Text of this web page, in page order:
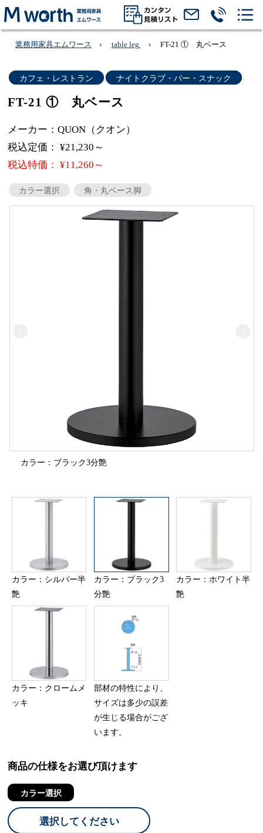
業務用家具エムワース table leg FT-21 ① 丸ベース
カフェ・レストラン ナイトクラブ・バー・スナック
FT-21 ① 丸ベース
メーカー：QUON（クオン）
税込定価： ¥21,230～
税込特価： ¥11,260～
カラー選択 角・丸ベース脚
カラー：ブラック3分艶
カラー：シルバー半
艶
カラー：ブラック3
分艶
カラー：ホワイト半
艶
カラー：クロームメ
ッキ
部材の特性により、
サイズは多少の誤差
が生じる場合がござ
います。
商品の仕様をお選び頂けます
カラー選択
選択してください